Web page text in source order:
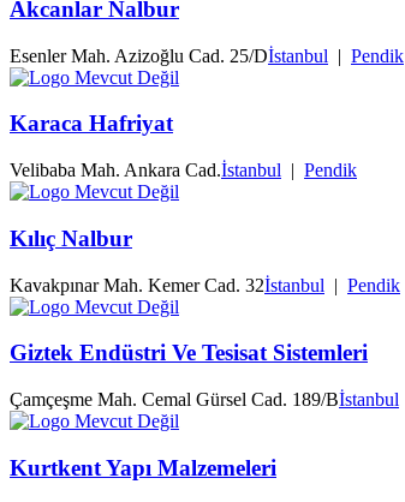
Akcanlar Nalbur
Esenler Mah. Azizoğlu Cad. 25/Dİstanbul | Pendik
Karaca Hafriyat
Velibaba Mah. Ankara Cad.İstanbul | Pendik
Kılıç Nalbur
Kavakpınar Mah. Kemer Cad. 32İstanbul | Pendik
Giztek Endüstri Ve Tesisat Sistemleri
Çamçeşme Mah. Cemal Gürsel Cad. 189/Bİstanbul
Kurtkent Yapı Malzemeleri